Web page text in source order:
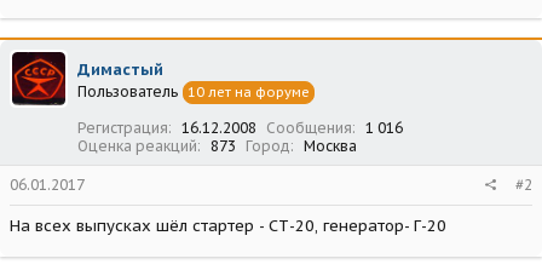
Димастый
Пользователь 10 лет на форуме
Регистрация 16.12.2008 Сообщения
1 016
Оценка реакций
873 Город Москва
06.01.2017 #2
На всех выпусках шёл стартер - СТ-20, генератор- Г-20